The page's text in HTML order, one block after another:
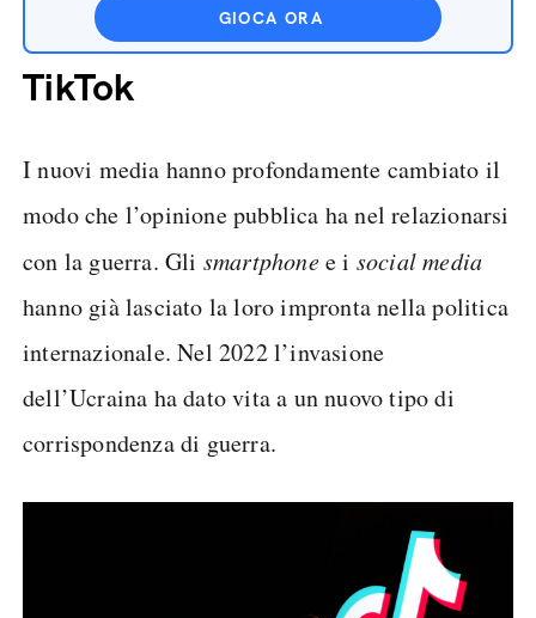
GIOCA ORA
TikTok
I nuovi media hanno profondamente cambiato il
modo che l’opinione pubblica ha nel relazionarsi
con la guerra. Gli smartphonee i social media
hanno già lasciato la loro impronta nella politica
internazionale. Nel 2022 l’invasione
dell’Ucraina ha dato vita a un nuovo tipo di
corrispondenza di guerra.